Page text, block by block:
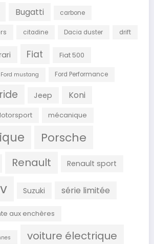
Bugatti carbone
citadine Dacia duster drift
Fiat Fiat 500
Ford mustang Ford Performance
Jeep Koni
mécanique
Porsche
Renault Renault sport
Suzuki série limitée
aux enchères
voiture électrique